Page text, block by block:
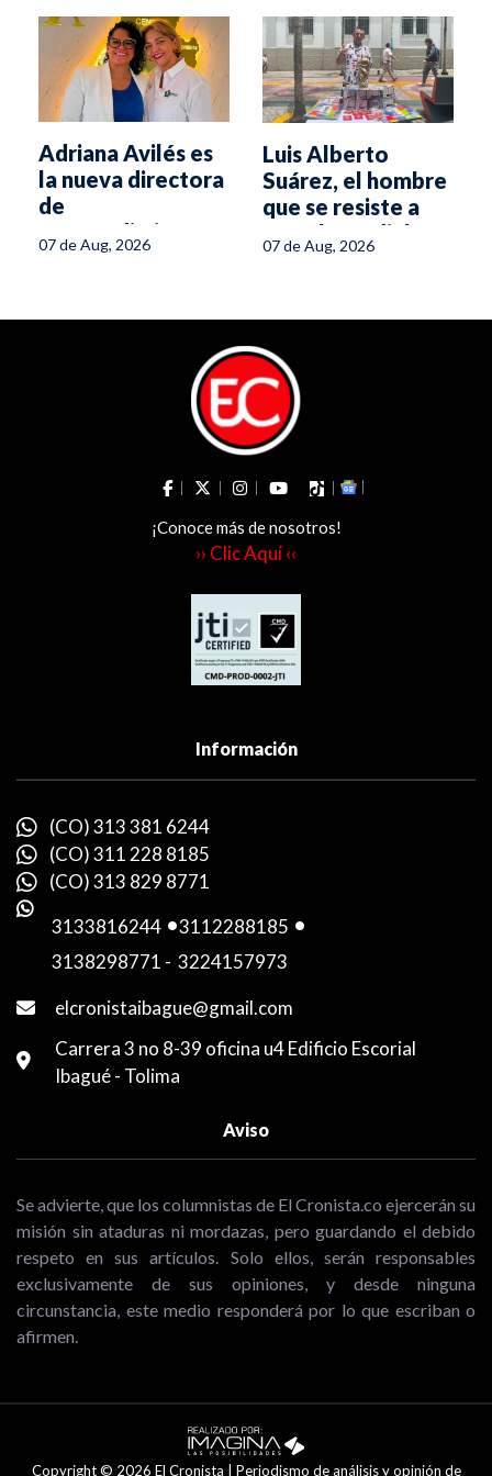
Adriana Avilés es
la nueva directora
de
Emprendimiento
de la Secretaría
07 de Aug, 2026
Luis Alberto
Suárez, el hombre
que se resiste a
que el Mundial
termine
07 de Aug, 2026
¡Conoce más de nosotros!
›› Clic Aquí ‹‹
Información
(CO) 313 381 6244
(CO) 311 228 8185
(CO) 313 829 8771
3133816244 -3112288185 -
3138298771 - 3224157973
elcronistaibague@gmail.com
Carrera 3 no 8-39 oficina u4 Edificio Escorial
Ibagué - Tolima
Aviso
Se advierte, que los columnistas de El Cronista.co ejercerán su
misión sin ataduras ni mordazas, pero guardando el debido
respeto en sus artículos. Solo ellos, serán responsables
exclusivamente de sus opiniones, y desde ninguna
circunstancia, este medio responderá por lo que escriban o
afirmen.
Copyright © 2026 El Cronista | Periodismo de análisis y opinión de